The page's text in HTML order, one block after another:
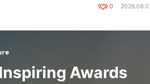
0
Awards